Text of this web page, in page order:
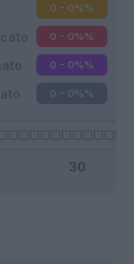
0 - 0%%
0 - 0%%
0 - 0%%
0 - 0%%